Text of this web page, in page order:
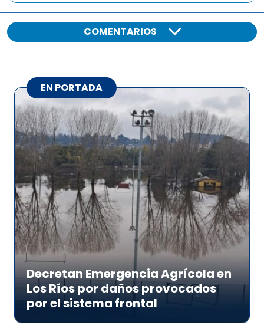
COMENTARIOS
EN PORTADA
Decretan Emergencia Agrícola en
Los Ríos por daños provocados
por el sistema frontal